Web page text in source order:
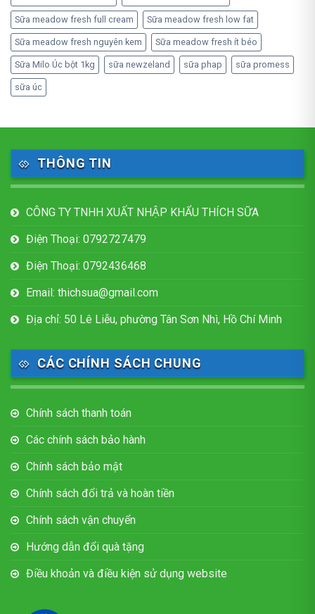
Sữa meadow fresh full cream Sữa meadow fresh low fat
Sữa meadow fresh nguyên kem Sữa meadow fresh ít béo
Sữa Milo Úc bột 1kg sữa newzeland sữa phap sữa promess
sữa úc
THÔNG TIN
CÔNG TY TNHH XUẤT NHẬP KHẨU THÍCH SỮA
Điện Thoại: 0792727479
Điện Thoại: 0792436468
Email: thichsua@gmail.com
Địa chỉ: 50 Lê Liễu, phường Tân Sơn Nhì, Hồ Chí Minh
CÁC CHÍNH SÁCH CHUNG
Chính sách thanh toán
Các chính sách bảo hành
Chính sách bảo mật
Chính sách đổi trả và hoàn tiền
Chính sách vận chuyển
Hướng dẫn đổi quà tặng
Điều khoản và điều kiện sử dụng website